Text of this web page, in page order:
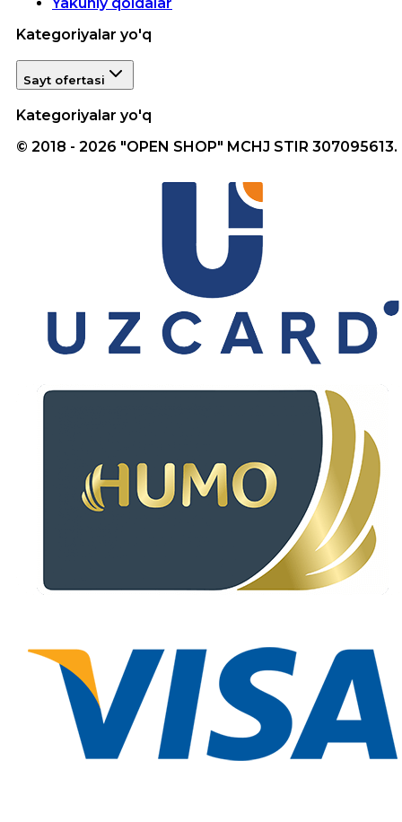
Yakuniy qoidalar
Kategoriyalar yo'q
Sayt ofertasi
Kategoriyalar yo'q
© 2018 - 2026 "OPEN SHOP" MCHJ STIR 307095613.